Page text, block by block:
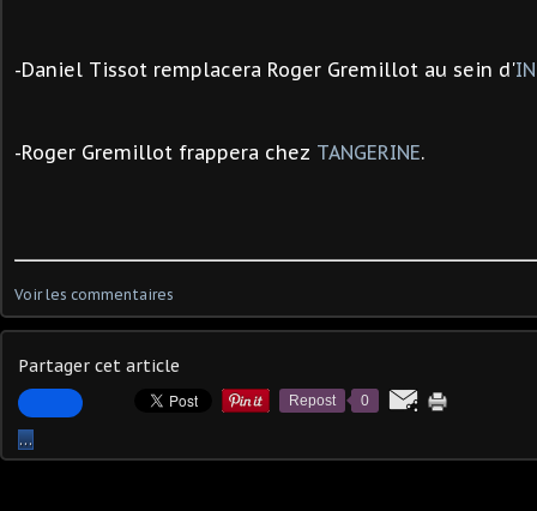
-Daniel Tissot remplacera Roger Gremillot au sein d'
-Roger Gremillot frappera chez TANGERINE.
Voir les commentaires
Partager cet article
Repost 0
…